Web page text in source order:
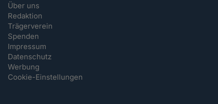
Über uns
Redaktion
Trägerverein
Spenden
Impressum
Datenschutz
Werbung
Cookie-Einstellungen